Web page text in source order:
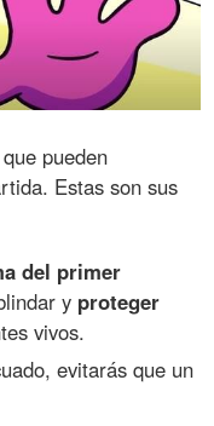
pueden
Estas son sus
del primer
y proteger
vivos.
evitarás que un